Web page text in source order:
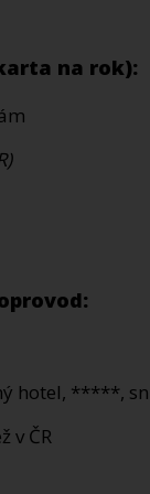
na rok):
hotel, *****,
v ČR